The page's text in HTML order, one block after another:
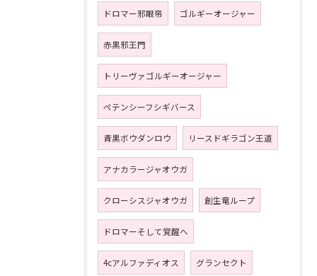
ドロマー邪眼帝 ゴルギーオージャー
赤黒邪王門
トリーヴァゴルギーオージャー
ペテンシーフシギバース
青黒ボウダンロウ リースドギラゴン王道
アナカラージャオウガ
クローシスジャオウガ 創生竜ループ
ドロマーそして覚醒へ
4cアルファディオス グランセクト